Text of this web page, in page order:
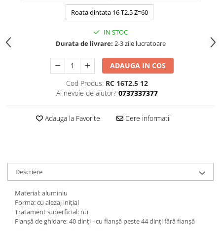
Roata dintata 16 T2.5 Z=60
IN STOC
Durata de livrare: 2-3 zile lucratoare
ADAUGA IN COS
Cod Produs: RC 16T2.5 12
Ai nevoie de ajutor? 0737337377
Adauga la Favorite Cere informatii
Descriere
Material: aluminiu
Forma: cu alezaj inițial
Tratament superficial: nu
Flanșă de ghidare: 40 dinți - cu flanșă peste 44 dinți fără flanșă